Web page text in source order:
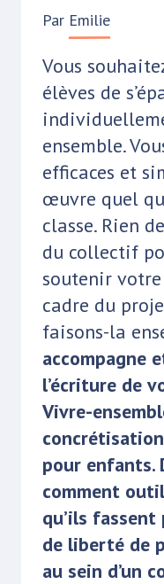
Par Emilie
Vous
élèves de
ensemble.
efficaces et
œuvre quel
classe. Rien
du collectif
soutenir
cadre du
faisons-la
accompagne
l’écriture de
Vivre-
pour enfants.
comment
qu’ils fassent
de liberté de
au sein d’un